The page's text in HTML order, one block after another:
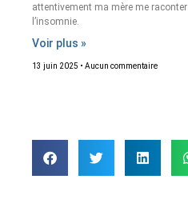
attentivement ma mère me
l’insomnie.
Voir plus »
13 juin 2025 Aucun commentaire